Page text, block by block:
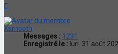
Xsmooth
Messages : 1231
Enregistré le : lun. 31 août